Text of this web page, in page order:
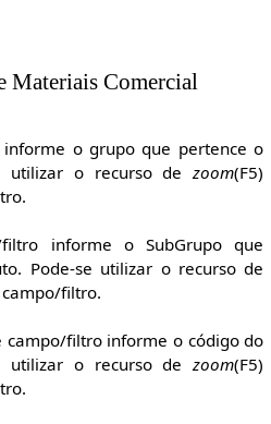
Materiais Comercial
o grupo que pertence o
utilizar o recurso dezoom(F5)
informe o SubGrupo que
Pode-se utilizar o recurso de
campo/filtro.
campo/filtro informe o código do
utilizar o recurso dezoom(F5)